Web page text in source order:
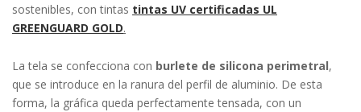
sostenibles, con tintas tintas UV certificadas UL
GREENGUARD GOLD.
La tela se confecciona con burlete de silicona perimetral,
que se introduce en la ranura del perfil de aluminio. De esta
forma, la gráfica queda perfectamente tensada, con un